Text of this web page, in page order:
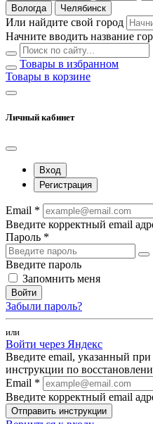
Вологда
Челябинск
Или найдите свой город
Начните вводить название
Товары в избранном
Товары в корзине
Личный кабинет
Вход
Регистрация
Email *
Введите корректный email
Пароль *
Введите пароль
Запомнить меня
Войти
Забыли пароль?
или
Войти через Яндекс
Введите email, указанный
инструкции по
Email *
Введите корректный email
Отправить инструкции